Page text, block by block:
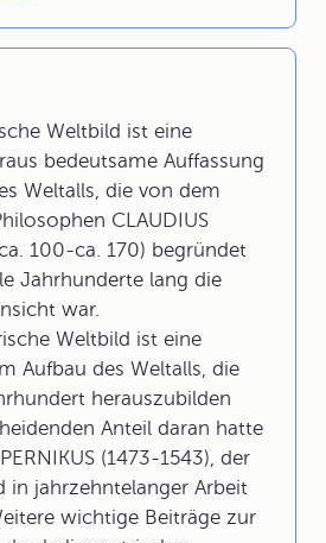
Weltbild ist eine
bedeutsame Auffassung
Weltalls, die von dem
CLAUDIUS
100-ca. 170) begründet
Jahrhunderte lang die
war.
Weltbild ist eine
Aufbau des Weltalls, die
herauszubilden
Anteil daran hatte
(1473-1543), der
in jahrzehntelanger Arbeit
wichtige Beiträge zur